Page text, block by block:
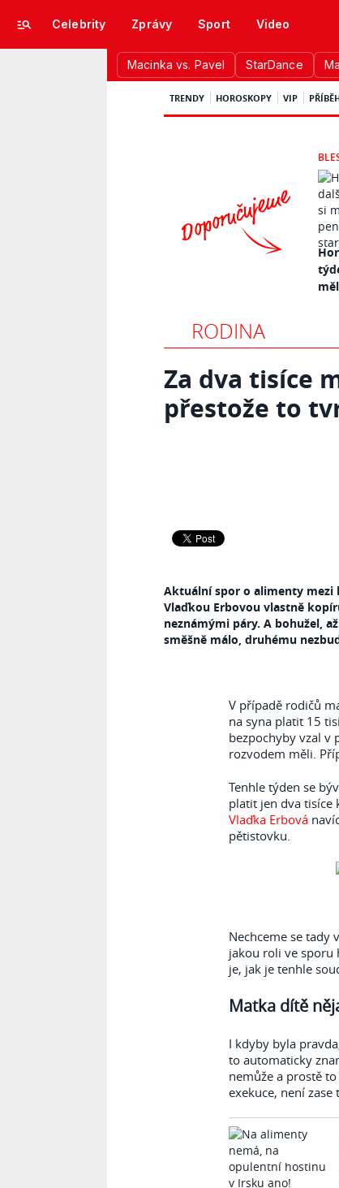
Celebrity Zprávy Sport Video
Macinka vs. Pavel StarDance
TRENDY HOROSKOPY VIP
RODINA
Za dva tisíce
přestože to
Aktuální spor o alimenty mezi
Vlaďkou Erbovou vlastně
neznámými páry. A bohužel,
směšně málo, druhému
V případě rodičů
na syna platit 15
bezpochyby vzal v
rozvodem měli.
Tenhle týden se
platit jen dva tisíce
Vlaďka Erbová
pětistovku.
Nechceme se tady
jakou roli ve sporu
je, jak je tenhle
Matka dítě
I kdyby byla
to automaticky
nemůže a prostě
exekuce, není zase